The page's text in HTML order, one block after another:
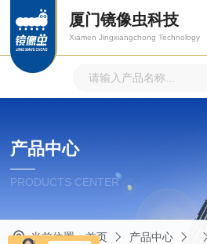
厦门镜像虫科技
Xiamen Jingxiangchong Technology
产品中心
PRODUCTS CENTER
当前位置：首页 产品中心